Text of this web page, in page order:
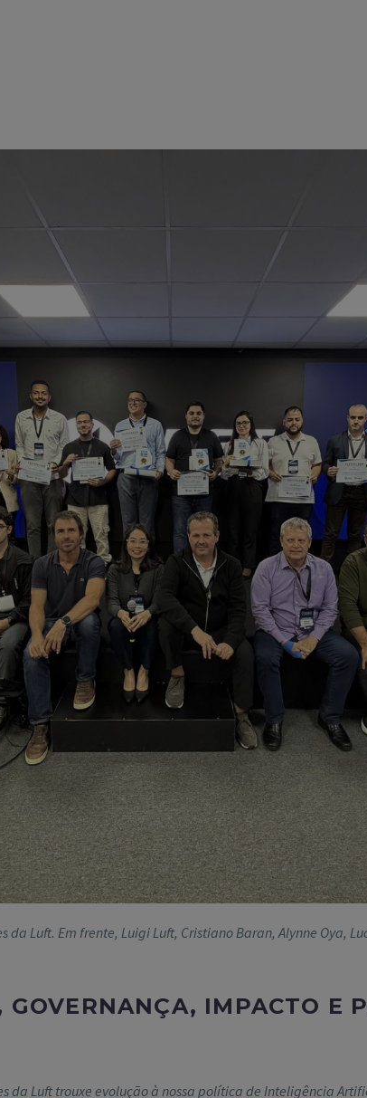
da Luft. Em frente, Luigi Luft, Cristiano Baran, Alynne Oya,
IMPACTO E
da Luft trouxe evolução à nossa política de Inteligência